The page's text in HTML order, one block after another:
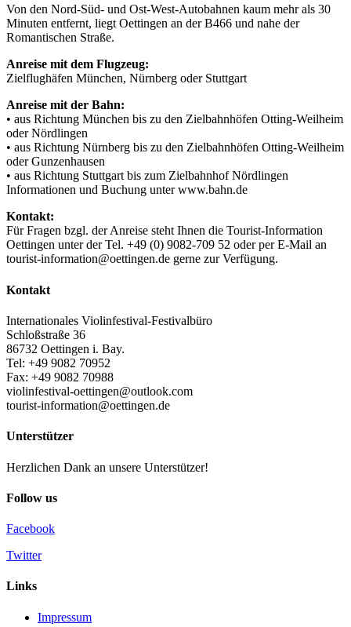
Von den Nord-Süd- und Ost-West-Autobahnen kaum mehr als 30
Minuten entfernt, liegt Oettingen an der B466 und nahe der
Romantischen Straße.
Anreise mit dem Flugzeug:
Zielflughäfen München, Nürnberg oder Stuttgart
Anreise mit der Bahn:
• aus Richtung München bis zu den Zielbahnhöfen Otting-Weilheim
oder Nördlingen
• aus Richtung Nürnberg bis zu den Zielbahnhöfen Otting-Weilheim
oder Gunzenhausen
• aus Richtung Stuttgart bis zum Zielbahnhof Nördlingen
Informationen und Buchung unter www.bahn.de
Kontakt:
Für Fragen bzgl. der Anreise steht Ihnen die Tourist-Information
Oettingen unter der Tel. +49 (0) 9082-709 52 oder per E-Mail an
tourist-information@oettingen.de gerne zur Verfügung.
Kontakt
Internationales Violinfestival-Festivalbüro
Schloßstraße 36
86732 Oettingen i. Bay.
Tel: +49 9082 70952
Fax: +49 9082 70988
violinfestival-oettingen@outlook.com
tourist-information@oettingen.de
Unterstützer
Herzlichen Dank an unsere Unterstützer!
Follow us
Facebook
Twitter
Links
Impressum